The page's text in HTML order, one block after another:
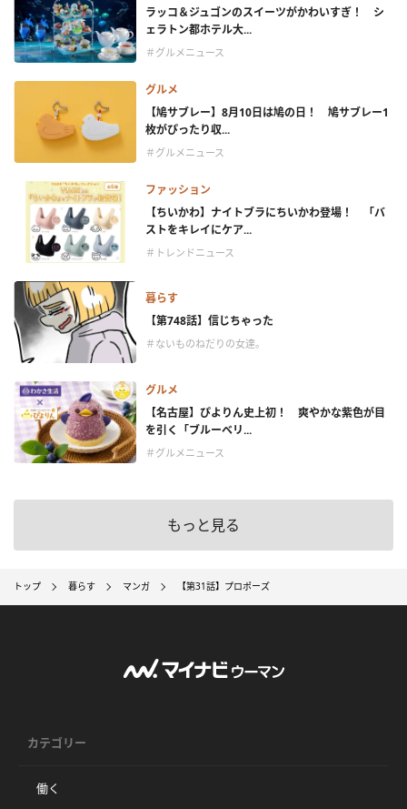
ラッコ＆ジュゴンのスイーツがかわいすぎ！ シ
ェラトン都ホテル大...
＃グルメニュース
グルメ
【鳩サブレー】8月10日は鳩の日！ 鳩サブレー1
枚がぴったり収...
＃グルメニュース
ファッション
【ちいかわ】ナイトブラにちいかわ登場！ 「バ
ストをキレイにケア...
＃トレンドニュース
暮らす
【第748話】信じちゃった
＃ないものねだりの女達。
グルメ
【名古屋】ぴよりん史上初！ 爽やかな紫色が目
を引く「ブルーベリ...
＃グルメニュース
もっと見る
トップ 暮らす マンガ 【第31話】プロポーズ
カテゴリー
働く